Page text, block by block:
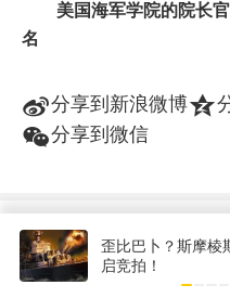
美国海军学院的院长
名
t分享到新浪微博z
w分享到微信
精华推荐
0.6.6版难度系数新人机
歪比巴卜？斯摩棱
启竞拍！